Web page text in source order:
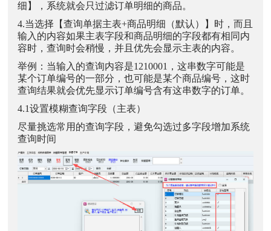
细】，系统就会只过滤订单明细的商品。
4.当选择【查询单据主表+商品明细（默认）】时，而且
输入的内容如果主表字段和商品明细的字段都有相同内
容时，查询时会稍慢，并且优先会显示主表的内容。
举例：当输入的查询内容是1210001，这串数字可能是
某个订单编号的一部分，也可能是某个商品编号，这时
查询结果就会优先显示订单编号含有这串数字的订单。
4.1设置模糊查询字段（主表）
尽量挑选常用的查询字段，避免勾选过多字段增加系统
查询时间